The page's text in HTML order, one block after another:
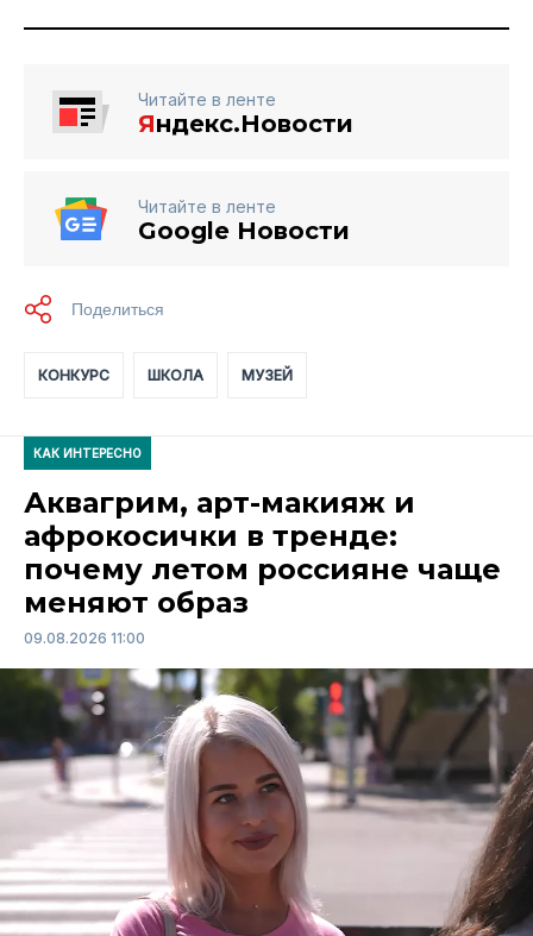
Читайте в ленте
Яндекс.Новости
Читайте в ленте
Google Новости
КОНКУРС ШКОЛА МУЗЕЙ
КАК ИНТЕРЕСНО
Аквагрим, арт-макияж и
афрокосички в тренде:
почему летом россияне чаще
меняют образ
09.08.2026 11:00